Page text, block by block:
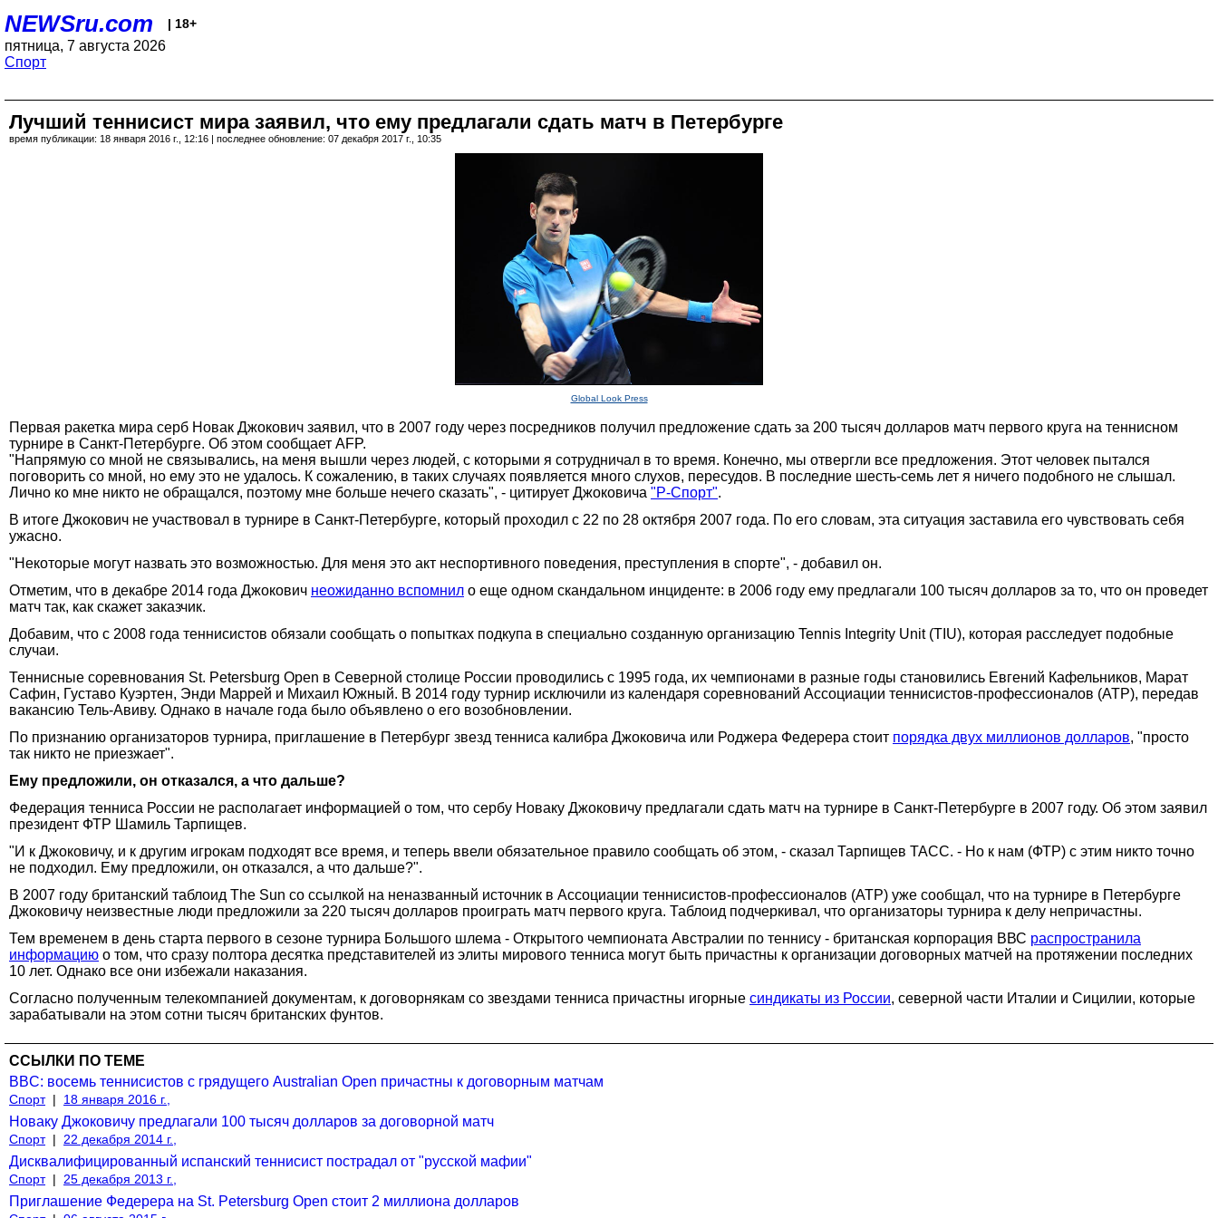
NEWSru.com | 18+
пятница, 7 августа 2026
Спорт
Лучший теннисист мира заявил, что ему предлагали сдать матч в Петербурге
время публикации: 18 января 2016 г., 12:16 | последнее обновление: 07 декабря 2017 г., 10:35
Global Look Press
Первая ракетка мира серб Новак Джокович заявил, что в 2007 году через посредников получил предложение сдать за 200 тысяч долларов матч первого круга на теннисном
турнире в Санкт-Петербурге. Об этом сообщает AFP.
"Напрямую со мной не связывались, на меня вышли через людей, с которыми я сотрудничал в то время. Конечно, мы отвергли все предложения. Этот человек пытался
поговорить со мной, но ему это не удалось. К сожалению, в таких случаях появляется много слухов, пересудов. В последние шесть-семь лет я ничего подобного не слышал.
Лично ко мне никто не обращался, поэтому мне больше нечего сказать", - цитирует Джоковича "Р-Спорт".
В итоге Джокович не участвовал в турнире в Санкт-Петербурге, который проходил с 22 по 28 октября 2007 года. По его словам, эта ситуация заставила его чувствовать себя
ужасно.
"Некоторые могут назвать это возможностью. Для меня это акт неспортивного поведения, преступления в спорте", - добавил он.
Отметим, что в декабре 2014 года Джокович неожиданно вспомнил о еще одном скандальном инциденте: в 2006 году ему предлагали 100 тысяч долларов за то, что он проведет
матч так, как скажет заказчик.
Добавим, что с 2008 года теннисистов обязали сообщать о попытках подкупа в специально созданную организацию Tennis Integrity Unit (TIU), которая расследует подобные
случаи.
Теннисные соревнования St. Petersburg Open в Северной столице России проводились с 1995 года, их чемпионами в разные годы становились Евгений Кафельников, Марат
Сафин, Густаво Куэртен, Энди Маррей и Михаил Южный. В 2014 году турнир исключили из календаря соревнований Ассоциации теннисистов-профессионалов (ATP), передав
вакансию Тель-Авиву. Однако в начале года было объявлено о его возобновлении.
По признанию организаторов турнира, приглашение в Петербург звезд тенниса калибра Джоковича или Роджера Федерера стоит порядка двух миллионов долларов, "просто
так никто не приезжает".
Ему предложили, он отказался, а что дальше?
Федерация тенниса России не располагает информацией о том, что сербу Новаку Джоковичу предлагали сдать матч на турнире в Санкт-Петербурге в 2007 году. Об этом заявил
президент ФТР Шамиль Тарпищев.
"И к Джоковичу, и к другим игрокам подходят все время, и теперь ввели обязательное правило сообщать об этом, - сказал Тарпищев ТАСС. - Но к нам (ФТР) с этим никто точно
не подходил. Ему предложили, он отказался, а что дальше?".
В 2007 году британский таблоид The Sun со ссылкой на неназванный источник в Ассоциации теннисистов-профессионалов (АТР) уже сообщал, что на турнире в Петербурге
Джоковичу неизвестные люди предложили за 220 тысяч долларов проиграть матч первого круга. Таблоид подчеркивал, что организаторы турнира к делу непричастны.
Тем временем в день старта первого в сезоне турнира Большого шлема - Открытого чемпионата Австралии по теннису - британская корпорация ВВС распространила
информацию о том, что сразу полтора десятка представителей из элиты мирового тенниса могут быть причастны к организации договорных матчей на протяжении последних
10 лет. Однако все они избежали наказания.
Согласно полученным телекомпанией документам, к договорнякам со звездами тенниса причастны игорные синдикаты из России, северной части Италии и Сицилии, которые
зарабатывали на этом сотни тысяч британских фунтов.
ССЫЛКИ ПО ТЕМЕ
BBC: восемь теннисистов с грядущего Australian Open причастны к договорным матчам
Спорт | 18 января 2016 г.,
Новаку Джоковичу предлагали 100 тысяч долларов за договорной матч
Спорт | 22 декабря 2014 г.,
Дисквалифицированный испанский теннисист пострадал от "русской мафии"
Спорт | 25 декабря 2013 г.,
Приглашение Федерера на St. Petersburg Open стоит 2 миллиона долларов